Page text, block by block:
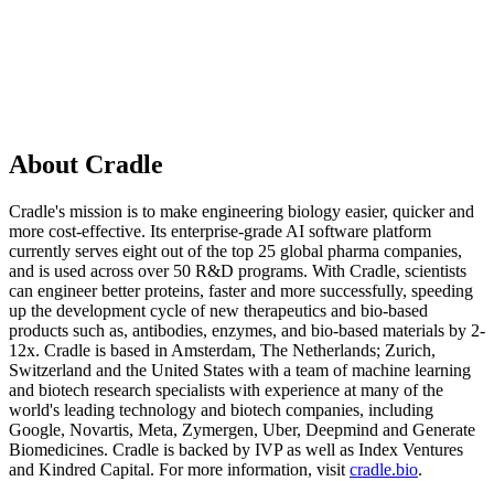
About Cradle
Cradle's mission is to make engineering biology easier, quicker and
more cost-effective. Its enterprise-grade AI software platform
currently serves eight out of the top 25 global pharma companies,
and is used across over 50 R&D programs. With Cradle, scientists
can engineer better proteins, faster and more successfully, speeding
up the development cycle of new therapeutics and bio-based
products such as, antibodies, enzymes, and bio-based materials by 2-
12x. Cradle is based in Amsterdam, The Netherlands; Zurich,
Switzerland and the United States with a team of machine learning
and biotech research specialists with experience at many of the
world's leading technology and biotech companies, including
Google, Novartis, Meta, Zymergen, Uber, Deepmind and Generate
Biomedicines. Cradle is backed by IVP as well as Index Ventures
and Kindred Capital. For more information, visit cradle.bio.